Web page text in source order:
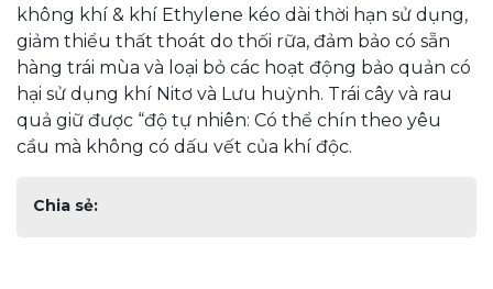
không khí & khí Ethylene kéo dài thời hạn sử dụng,
giảm thiểu thất thoát do thối rữa, đảm bảo có sẵn
hàng trái mùa và loại bỏ các hoạt động bảo quản có
hại sử dụng khí Nitơ và Lưu huỳnh. Trái cây và rau
quả giữ được “độ tự nhiên: Có thể chín theo yêu
cầu mà không có dấu vết của khí độc.
Chia sẻ: